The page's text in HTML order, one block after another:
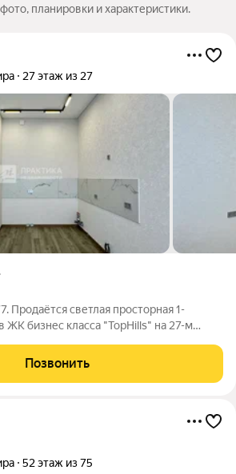
планировки и характеристики.
27 этаж из 27
Продаётся светлая просторная 1-
ЖК бизнес класса "TopHills" на 27-м
вариант для тех, кто ценит
Позвонить
52 этаж из 75